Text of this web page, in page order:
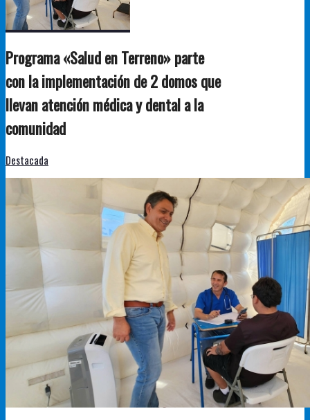
Programa «Salud en Terreno» parte
con la implementación de 2 domos que
llevan atención médica y dental a la
comunidad
Destacada